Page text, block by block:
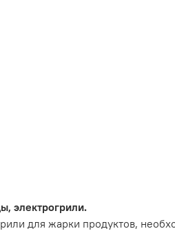
электрогрили.
для жарки продуктов,